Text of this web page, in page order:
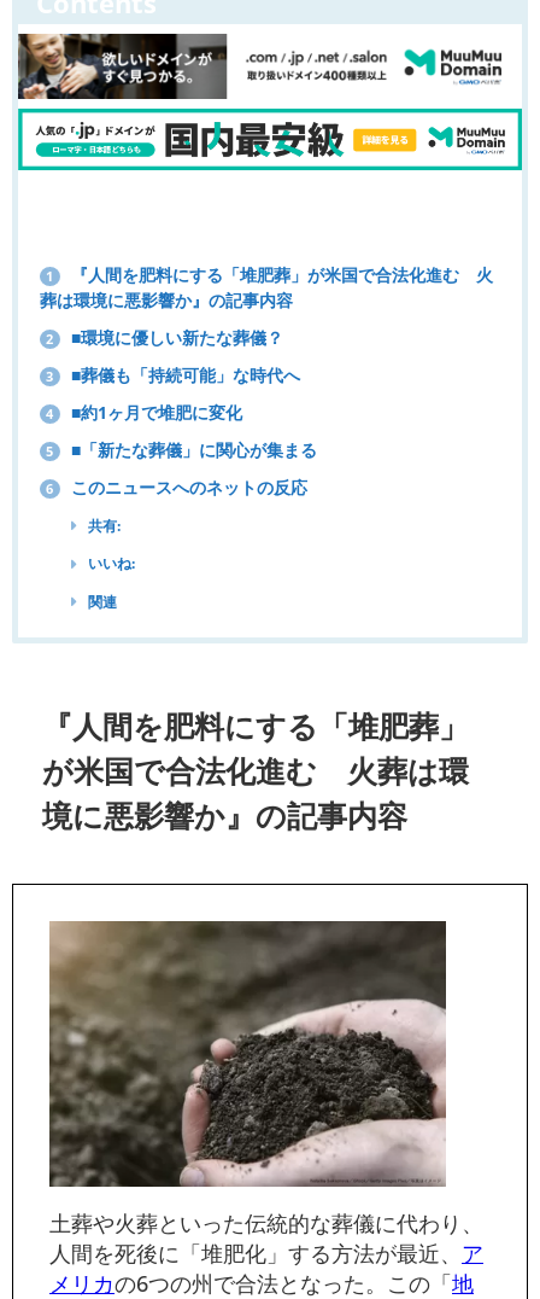
1
『人間を肥料にする「堆肥葬」が米国で合法化進む 火
葬は環境に悪影響か』の記事内容
2 ■環境に優しい新たな葬儀？
3 ■葬儀も「持続可能」な時代へ
4 ■約1ヶ月で堆肥に変化
5 ■「新たな葬儀」に関心が集まる
6 このニュースへのネットの反応
共有:
いいね:
関連
『人間を肥料にする「堆肥葬」
が米国で合法化進む 火葬は環
境に悪影響か』の記事内容
土葬や火葬といった伝統的な葬儀に代わり、
人間を死後に「堆肥化」する方法が最近、 ア
メリカの6つの州で合法となった。この「地